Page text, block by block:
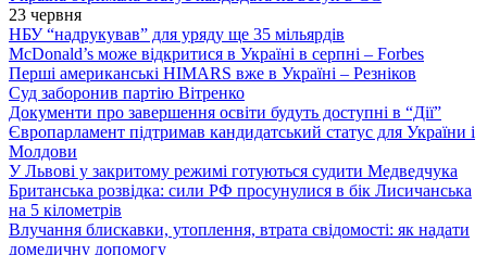
23 червня
НБУ “надрукував” для уряду ще 35 мільярдів
McDonald’s може відкритися в Україні в серпні – Forbes
Перші американські HIMARS вже в Україні – Резніков
Суд заборонив партію Вітренко
Документи про завершення освіти будуть доступні в “Дії”
Європарламент підтримав кандидатський статус для України і
Молдови
У Львові у закритому режимі готуються судити Медведчука
Британська розвідка: сили РФ просунулися в бік Лисичанська
на 5 кілометрів
Влучання блискавки, утоплення, втрата свідомості: як надати
домедичну допомогу